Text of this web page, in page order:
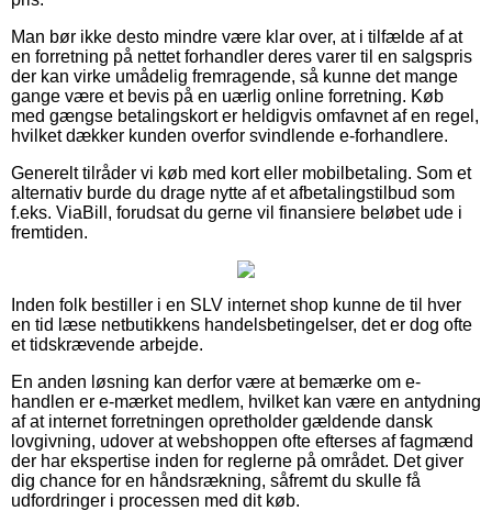
Man bør ikke desto mindre være klar over, at i tilfælde af at
en forretning på nettet forhandler deres varer til en salgspris
der kan virke umådelig fremragende, så kunne det mange
gange være et bevis på en uærlig online forretning. Køb
med gængse betalingskort er heldigvis omfavnet af en regel,
hvilket dækker kunden overfor svindlende e-forhandlere.
Generelt tilråder vi køb med kort eller mobilbetaling. Som et
alternativ burde du drage nytte af et afbetalingstilbud som
f.eks. ViaBill, forudsat du gerne vil finansiere beløbet ude i
fremtiden.
Inden folk bestiller i en SLV internet shop kunne de til hver
en tid læse netbutikkens handelsbetingelser, det er dog ofte
et tidskrævende arbejde.
En anden løsning kan derfor være at bemærke om e-
handlen er e-mærket medlem, hvilket kan være en antydning
af at internet forretningen opretholder gældende dansk
lovgivning, udover at webshoppen ofte efterses af fagmænd
der har ekspertise inden for reglerne på området. Det giver
dig chance for en håndsrækning, såfremt du skulle få
udfordringer i processen med dit køb.